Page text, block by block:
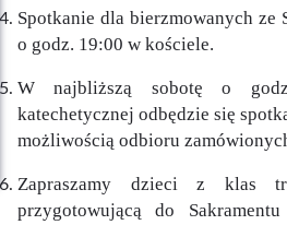
Spotkanie dla bierzmowanych ze
o godz. 19:00 w kościele.
W najbliższą sobotę o
katechetycznej odbędzie się
możliwością odbioru
Zapraszamy dzieci z klas
przygotowującą do